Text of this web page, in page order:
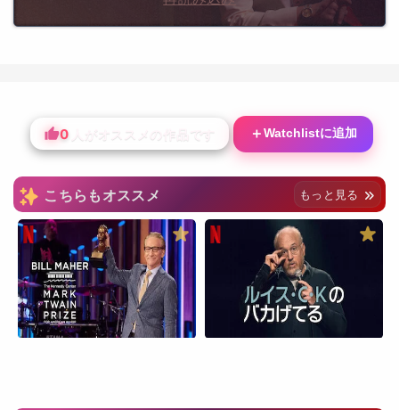
0 人がオススメの作品です ＋Watchlistに追加
こちらもオススメ もっと見る